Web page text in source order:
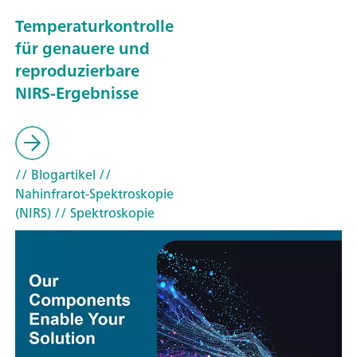
Temperaturkontrolle
für genauere und
reproduzierbare
NIRS-Ergebnisse
// Blogartikel //
Nahinfrarot-Spektroskopie
(NIRS)// Spektroskopie